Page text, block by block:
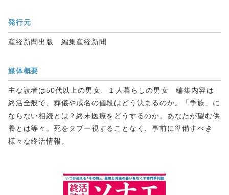
発行元
産経新聞出版 編集産経新聞
媒体概要
主な読者は50代以上の男女、１人暮らしの男女 編集内容は
終活全般で、葬儀や戒名の値段はどう決まるのか。「争族」に
ならない相続とは？終末医療をどうするのか。あなたが望む供
養とは等々。死をタブー視することなく、事前に準備すべき
様々な終活情報。